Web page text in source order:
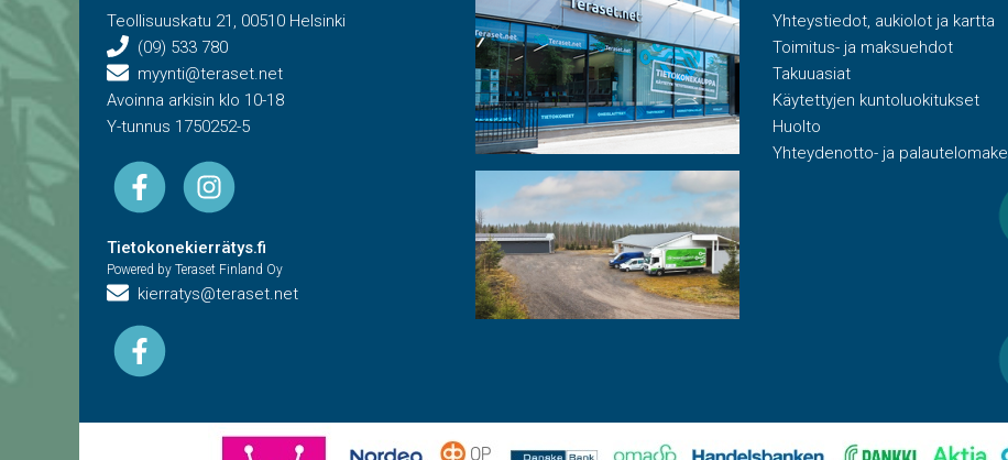
Teollisuuskatu 21, 00510 Helsinki
(09) 533 780
myynti@teraset.net
Avoinna arkisin klo 10-18
Y-tunnus 1750252-5
Tietokonekierrätys.fi
Powered by Teraset Finland Oy
kierratys@teraset.net
Yhteystiedot, aukiolot ja kartta
Toimitus- ja maksuehdot
Takuuasiat
Käytettyjen kuntoluokitukset
Huolto
Yhteydenotto- ja palautelomake